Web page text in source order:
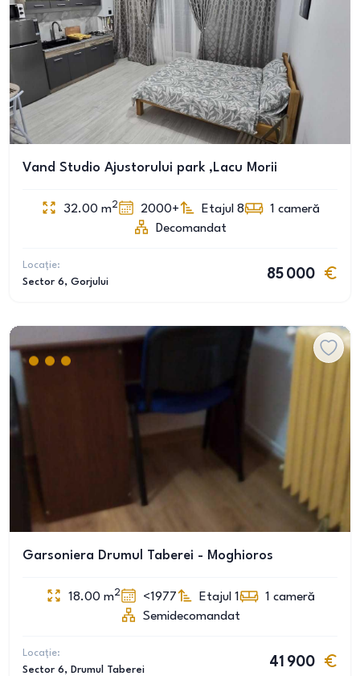
Vand Studio Ajustorului park ,Lacu Morii
32.00 m2 2000+ Etajul 8 1 cameră
Decomandat
Locație:
Sector 6, Gorjului
85 000
Garsoniera Drumul Taberei - Moghioros
18.00 m2 <1977 Etajul 1 1 cameră
Semidecomandat
Locație:
Sector 6, Drumul Taberei
41 900